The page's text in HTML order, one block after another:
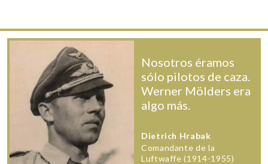
Nosotros éramos
sólo pilotos de caza.
Werner Mölders era
algo más.
Dietrich Hrabak
Comandante de la
Luftwaffe (1914-1955)